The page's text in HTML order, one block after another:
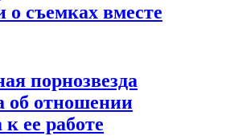
о съемках вместе
порнозвезда
об отношении
ее работе